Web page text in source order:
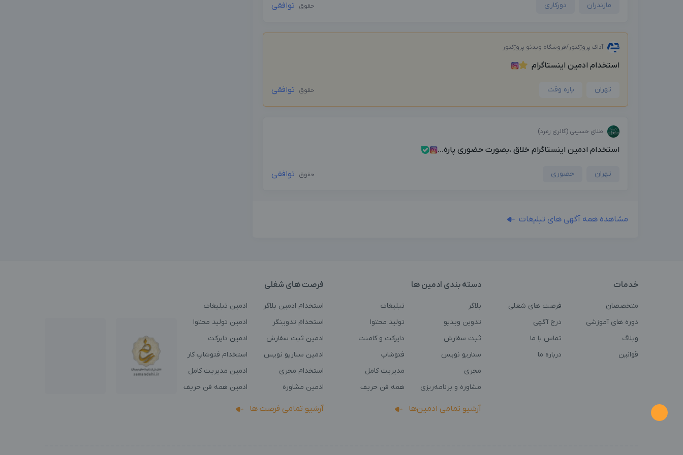
مازندران دورکاری حقوق توافقی
آداک پروژکتور/فروشگاه ویدئو پروژکتور
استخدام ادمین اینستاگرام
تهران پاره وقت حقوق توافقی
طلای حسینی (گالری زمرد)
استخدام ادمین اینستاگرام خلاق ،بصورت حضوری پاره...
تهران حضوری حقوق توافقی
مشاهده همه آگهی های تبلیغات
خدمات
متخصصان
فرصت های شغلی
دوره های آموزشی
درج آگهی
وبلاگ
تماس با ما
قوانین
درباره ما
دسته بندی ادمین ها
بلاگر
تبلیغات
تدوین ویدیو
تولید محتوا
ثبت سفارش
دایرکت و کامنت
سناریو نویس
فتوشاپ
مجری
مدیریت کامل
مشاوره و برنامه‌ریزی
همه فن حریف
آرشیو تمامی ادمین‌ها
فرصت های شغلی
استخدام ادمین بلاگر
ادمین تبلیغات
استخدام تدوینگر
ادمین تولید محتوا
ادمین ثبت سفارش
ادمین دایرکت
ادمین سناریو نویس
استخدام فتوشاپ کار
استخدام مجری
ادمین مدیریت کامل
ادمین مشاوره
ادمین همه فن حریف
آرشیو تمامی فرصت ها